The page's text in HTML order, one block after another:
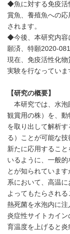
◆魚に対する免疫活
賞魚、養殖魚への応
されます。
◆今後、本研究内容
願済、特願2020-
現在、免疫活性化
実験を行なっていま
【研究の概要】
本研究では、水泡
観賞用の株）を、
を取り出して解析
る）ことが可能な
新たに応用するこ
いるように、一般
とが知られていま
系において、高温
よってもたらされ
熱死菌を水泡内に注
炎症性サイトカイ
育温度を上げると